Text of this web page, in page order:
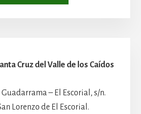
Cruz del Valle de los Caídos
– El Escorial, s/n.
Lorenzo de El Escorial.